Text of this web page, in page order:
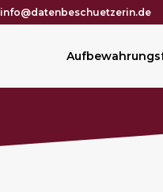
info@datenbeschuetzerin.de